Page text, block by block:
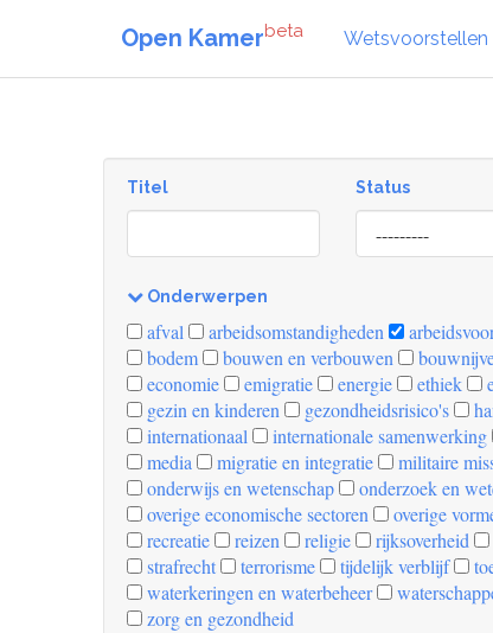
Open Kamerbeta Wetsvoorstellen
Titel Status
[invalid
name]
Onderwerpen
[invalid
name]
afval arbeidsomstandigheden
bodem
bouwen en verbouwen
economie
emigratie energie ethiek
gezin en kinderen
gezondheidsrisico's
internationaal
internationale samenwerking
media
migratie en integratie militaire
onderwijs en wetenschap
onderzoek en
overige economische sectoren
overige
recreatie
reizen religie rijksoverheid
strafrecht
terrorisme tijdelijk verblijf
waterkeringen en waterbeheer
zorg en gezondheid